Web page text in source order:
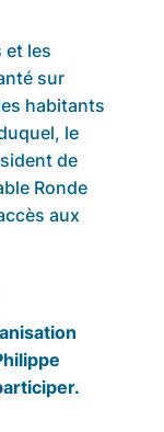
et les
sur
habitants
le
de
Ronde
aux